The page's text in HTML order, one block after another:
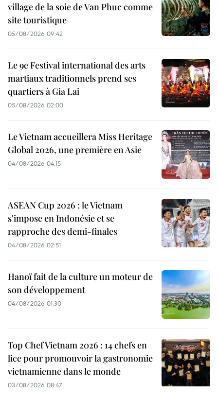
village de la soie de Van Phuc comme
site touristique
05/08/2026 09:42
Le 9e Festival international des arts
martiaux traditionnels prend ses
quartiers à Gia Lai
05/08/2026 02:00
Le Vietnam accueillera Miss Heritage
Global 2026, une première en Asie
04/08/2026 04:15
ASEAN Cup 2026 : le Vietnam
s'impose en Indonésie et se
rapproche des demi-finales
04/08/2026 02:51
Hanoï fait de la culture un moteur de
son développement
04/08/2026 01:30
Top Chef Vietnam 2026 : 14 chefs en
lice pour promouvoir la gastronomie
vietnamienne dans le monde
03/08/2026 08:47